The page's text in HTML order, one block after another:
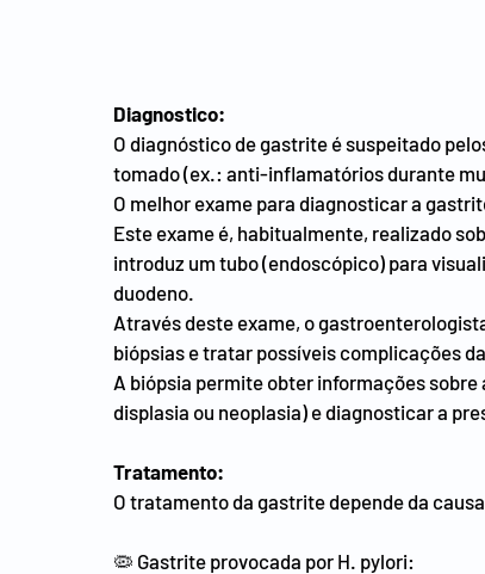
Diagnostico:
O diagnóstico de gastrite é suspeitado
tomado (ex.: anti-inflamatórios durante
O melhor exame para diagnosticar a
Este exame é, habitualmente, realizado
introduz um tubo (endoscópico) para
duodeno.
Através deste exame, o
biópsias e tratar possíveis complicações
A biópsia permite obter informações
displasia ou neoplasia) e diagnosticar a
Tratamento:
O tratamento da gastrite depende da
🦠 Gastrite provocada por H. pylori: